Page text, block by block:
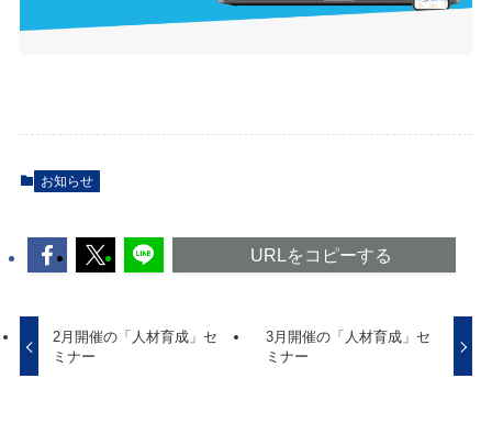
お知らせ
URLをコピーする
2月開催の「人材育成」セ
ミナー
3月開催の「人材育成」セ
ミナー